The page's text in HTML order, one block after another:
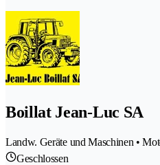
Boillat Jean-Luc SA
Landw. Geräte und Maschinen •
Geschlossen